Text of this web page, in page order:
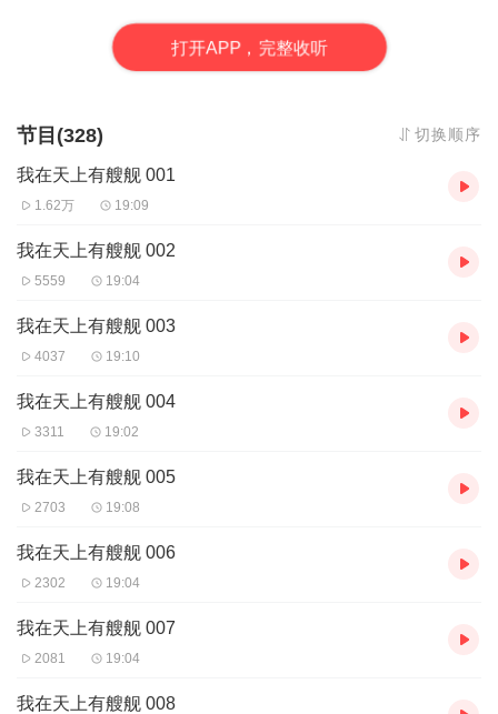
， 网络小说作家
主播：周同学的书
1、本作品为付费有声书，前41集为免费试听，购买成功后，即可收
2、版权归原作者所有，严禁翻录成任何形式，严禁在任何第三方平
台传播，违者将追究其法律责任。
面分享至微信内使用微信支付完成购买。
4、在购买过程中，如果您有任何问题，可以按以下步骤咨询在线客
第一步：您可在喜马拉雅APP【账号】-【帮助与反馈】”中咨询在线
第二步：如果您无法联系上APP内在线客服，可关注【喜马拉雅付
第三步：如果在线客服都未取得联系，也可拨打客服电话：400-
838-5616
打开APP，完整收听
节目(328) 切换顺序
我在天上有艘舰 001
1.62万 19:09
我在天上有艘舰 002
5559 19:04
我在天上有艘舰 003
4037 19:10
我在天上有艘舰 004
3311 19:02
我在天上有艘舰 005
2703 19:08
我在天上有艘舰 006
2302 19:04
我在天上有艘舰 007
2081 19:04
我在天上有艘舰 008